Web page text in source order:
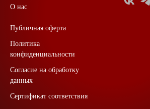
О нас
Публичная оферта
Политика
конфиденциальности
Согласие на обработку
данных
Сертификат соответствия